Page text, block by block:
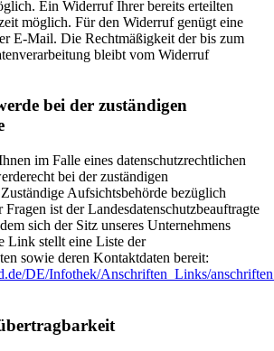
Ein Widerruf Ihrer bereits erteilten
möglich. Für den Widerruf genügt eine
E-Mail. Die Rechtmäßigkeit der bis zum
bleibt vom Widerruf
bei der zuständigen
im Falle eines datenschutzrechtlichen
bei der zuständigen
Aufsichtsbehörde bezüglich
Fragen ist der Landesdatenschutzbeauftragte
sich der Sitz unseres Unternehmens
Link stellt eine Liste der
sowie deren Kontaktdaten bereit:
DE/Infothek/Anschriften_Links/